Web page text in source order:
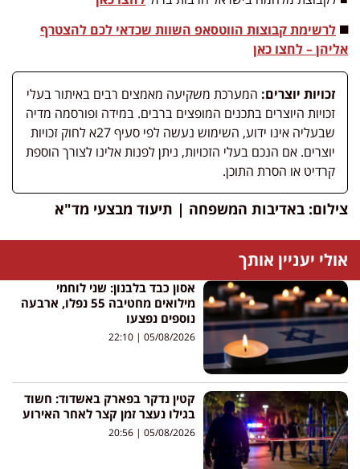
◼️ לרשימת קבוצות הווטסאפ השוות שכדאי לכם להצטרף
אליהן – לחצו כאן
זכויות יוצרים: המערכת משקיעה מאמצים רבים באיתור בעלי
זכויות היוצרים בתכנים המופצים ברבים. במידה ופורסמה מדיה
שבעליה אינו ידוע, השימוש נעשה לפי סעיף 27א לחוק זכויות
יוצרים. אם הנכם בעלי הזכויות, ניתן לפנות אלינו לצורך הוספת
קרדיט או הסרת התוכן.
צילום: באדיבות המשפחה | תיעוד מבצעי מד"א
אולי יעניין אותך
אסון כבד בלבנון: שני לוחמי
מילואים מחטיבה 55 נפלו, ארבעה
נוספים נפצעו
05/08/2026
קטין נדקר בפארק באשדוד: חשוד
בגילו נעצר זמן קצר לאחר האירוע
05/08/2026